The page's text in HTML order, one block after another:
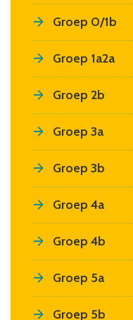
Groep 0/1b
Groep 1a2a
Groep 2b
Groep 3a
Groep 3b
Groep 4a
Groep 4b
Groep 5a
Groep 5b